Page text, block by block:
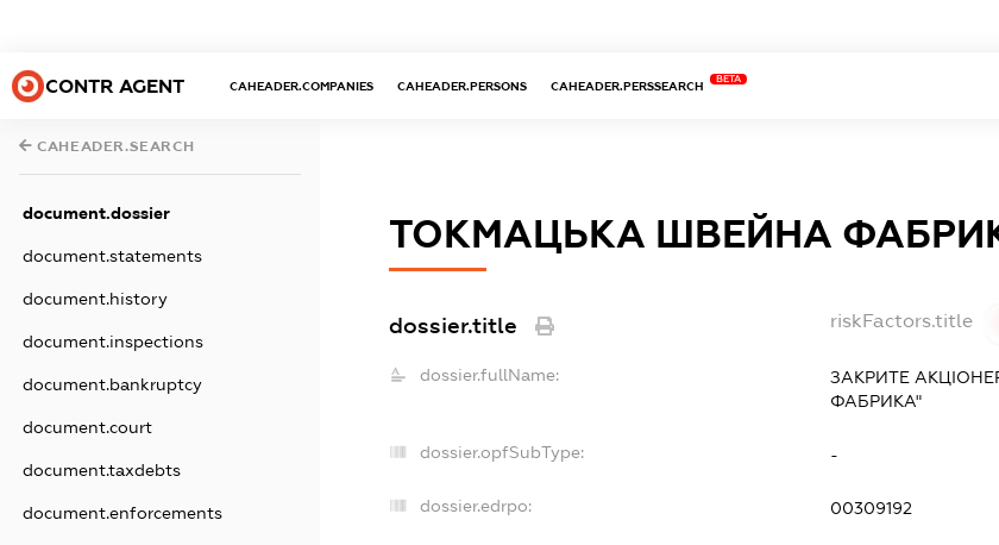
CONTR AGENT CAHEADER.COMPANIES CAHEADER.PERSONS CAHEADER.PERSSEARCH
BETA
CAHEADER.SEARCH
document.dossier
document.statements
document.history
document.inspections
document.bankruptcy
document.court
document.taxdebts
document.enforcements
ТОКМАЦЬКА ШВЕЙНА
dossier.title riskFactors.title
dossier.fullName:
ЗАКРИТЕ
ФАБРИКА"
dossier.opfSubType: -
dossier.edrpo: 00309192